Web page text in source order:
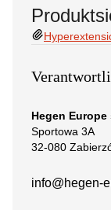
Hegen Europe
Sportowa 3A
32-080
info@hegen-